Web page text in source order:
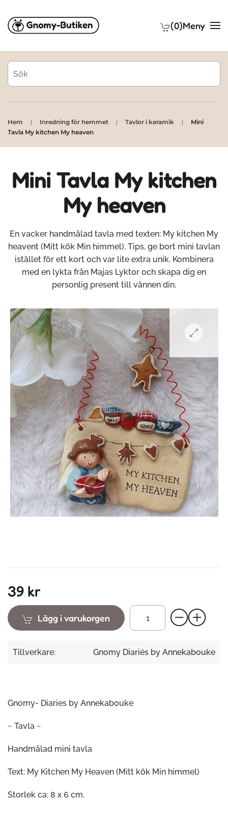
Skip to main content (0)Meny
Hem Inredning för hemmet Tavlor i keramik
Mini
Tavla My kitchen My heaven
Mini Tavla My kitchen
My heaven
En vacker handmålad tavla med texten: My kitchen My
heavent (Mitt kök Min himmel). Tips, ge bort mini tavlan
istället för ett kort och var lite extra unik. Kombinera
med en lykta från Majas Lyktor och skapa dig en
personlig present till vännen din.
39 kr
Lägg i varukorgen
Tillverkare: Gnomy Diariés by Annekabouke
Gnomy- Diaries by Annekabouke
~ Tavla ~
Handmålad mini tavla
Text: My Kitchen My Heaven (Mitt kök Min himmel)
Storlek ca: 8 x 6 cm.